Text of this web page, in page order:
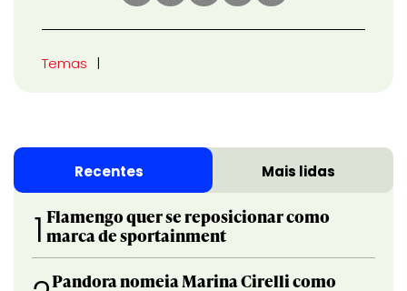
Temas
Recentes Mais lidas
1 Flamengo quer se reposicionar como
marca de sportainment
Pandora nomeia Marina Cirelli como